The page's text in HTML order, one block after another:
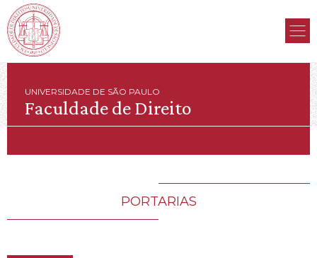
UNIVERSIDADE DE SÃO PAULO
Faculdade de Direito
PORTARIAS